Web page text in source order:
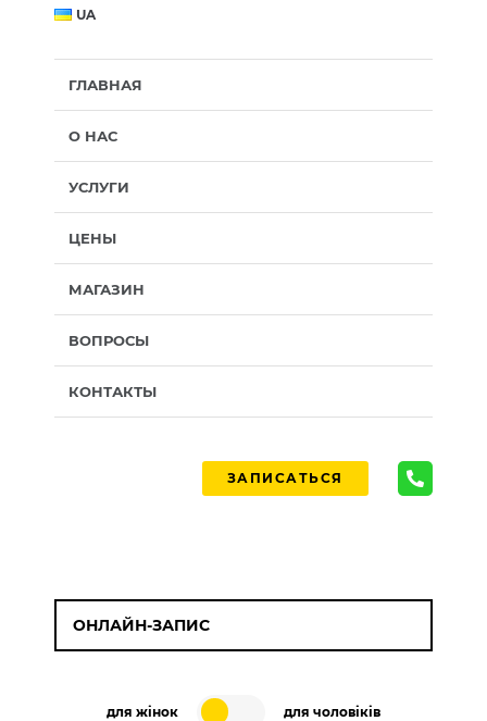
UA
ГЛАВНАЯ
О НАС
УСЛУГИ
ЦЕНЫ
МАГАЗИН
ВОПРОСЫ
КОНТАКТЫ
ЗАПИСАТЬСЯ
ОНЛАЙН-ЗАПИС
для жінок для чоловіків